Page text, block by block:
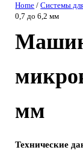
Home /Системы
0,7 до 6,2 мм
мм
Технические